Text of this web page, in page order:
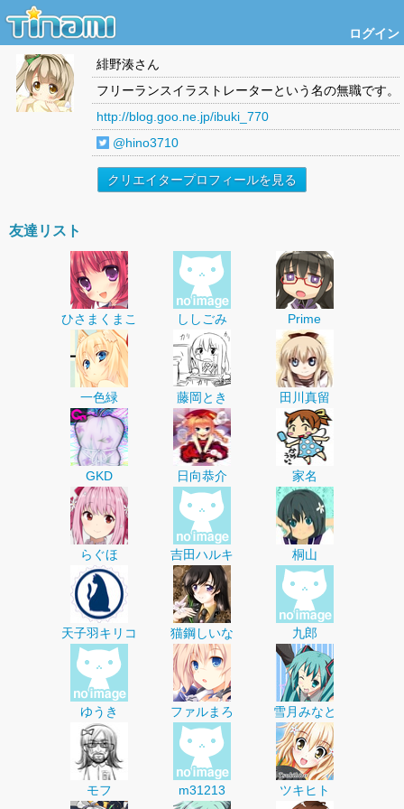
ログイン
緋野湊さん
フリーランスイラストレーターという名の無職です。
http://blog.goo.ne.jp/ibuki_770
@hino3710
クリエイタープロフィールを見る
友達リスト
ひさまくまこ ししごみ Prime
一色緑 藤岡とき 田川真留
GKD 日向恭介 家名
らぐほ 吉田ハルキ 桐山
天子羽キリコ 猫鋼しいな 九郎
ゆうき ファルまろ 雪月みなと
モフ m31213 ツキヒト